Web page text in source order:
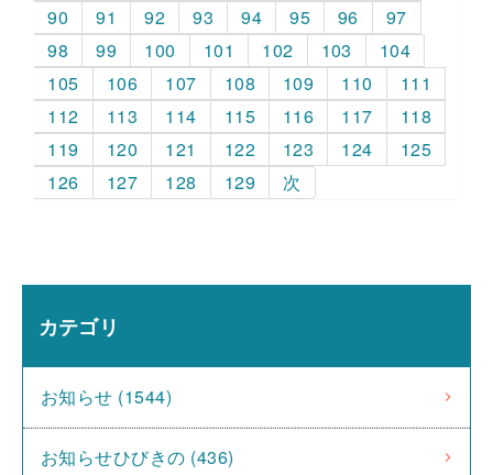
90
91 92 93 94 95 96
97
98
99 100 101 102 103
104
105
106 107 108 109 110
111
112
113 114 115 116 117
118
119
120 121 122 123 124
125
126
127 128 129 次
カテゴリ
お知らせ (1544)
お知らせひびきの (436)